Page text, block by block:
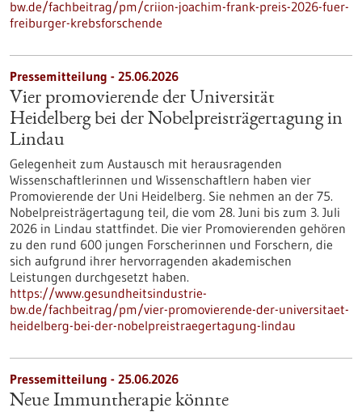
bw.de/fachbeitrag/pm/criion-joachim-frank-preis-2026-fuer-
freiburger-krebsforschende
Pressemitteilung - 25.06.2026
Vier promovierende der Universität
Heidelberg bei der Nobelpreisträgertagung in
Lindau
Gelegenheit zum Austausch mit herausragenden
Wissenschaftlerinnen und Wissenschaftlern haben vier
Promovierende der Uni Heidelberg. Sie nehmen an der 75.
Nobelpreisträgertagung teil, die vom 28. Juni bis zum 3. Juli
2026 in Lindau stattfindet. Die vier Promovierenden gehören
zu den rund 600 jungen Forscherinnen und Forschern, die
sich aufgrund ihrer hervorragenden akademischen
Leistungen durchgesetzt haben.
https://www.gesundheitsindustrie-
bw.de/fachbeitrag/pm/vier-promovierende-der-universitaet-
heidelberg-bei-der-nobelpreistraegertagung-lindau
Pressemitteilung - 25.06.2026
Neue Immuntherapie könnte